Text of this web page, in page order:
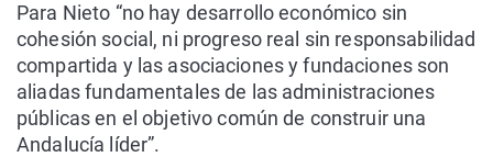
Para Nieto “no hay desarrollo económico sin
cohesión social, ni progreso real sin responsabilidad
compartida y las asociaciones y fundaciones son
aliadas fundamentales de las administraciones
públicas en el objetivo común de construir una
Andalucía líder”.